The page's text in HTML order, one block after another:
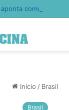
Início / Brasil
Brasil